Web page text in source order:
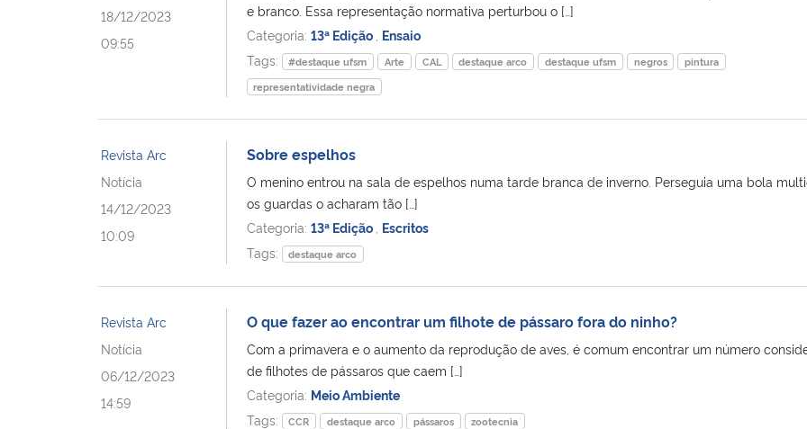
18/12/2023
09:55
e branco. Essa representação normativa perturbou o […]
Categoria: 13ª Edição Ensaio
Tags:
#destaque ufsm Arte CAL destaque arco destaque ufsm negros
pintura
representatividade negra
Revista Arc
Notícia
14/12/2023
10:09
Sobre espelhos
O menino entrou na sala de espelhos numa tarde branca de inverno. Perseguia uma bola
os guardas o acharam tão […]
Categoria: 13ª Edição Escritos
Tags:
destaque arco
Revista Arc
Notícia
06/12/2023
14:59
O que fazer ao encontrar um filhote de pássaro fora do ninho?
Com a primavera e o aumento da reprodução de aves, é comum encontrar um número
de filhotes de pássaros que caem […]
Categoria: Meio Ambiente
Tags:
CCR destaque arco pássaros zootecnia